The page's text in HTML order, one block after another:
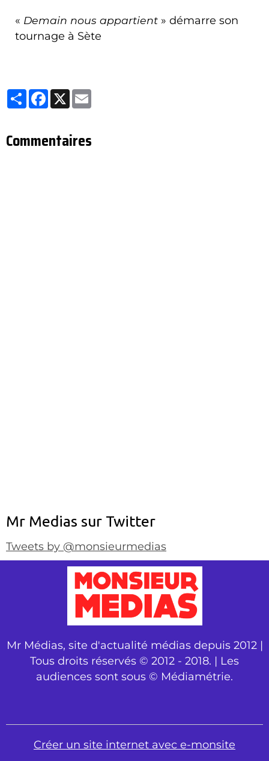
« Demain nous appartient » démarre son
tournage à Sète
Partager
Facebook
X
Commentaires
Mr Medias sur Twitter
Tweets by @monsieurmedias
Mr Médias, site d'actualité médias depuis 2012 |
Tous droits réservés © 2012 - 2018. | Les
audiences sont sous © Médiamétrie.
Créer un site internet avec e-monsite